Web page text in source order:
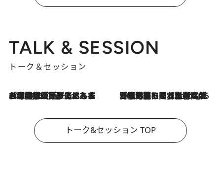
TALK & SESSION
トーク＆セッション
2026.8.3
「今後値上げがあるとすれば…」「リスクがあるのは今年の冬」エネルギー専門家が語る、ホルムズ海峡封鎖が家庭にもたらす“ある心配” 2026.8.3
「住宅建てられない…」「サーチャージ料の高値が続いている」ホルムズ海峡封鎖による影響はいつまで続く？《エネルギー専門家に聞く“どうなる日本の暮らし”》
トーク&セッション TOP